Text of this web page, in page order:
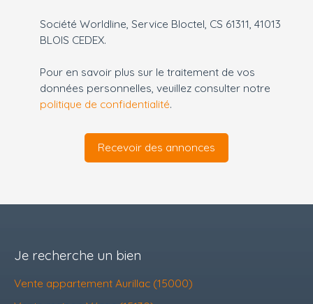
Société Worldline, Service Bloctel, CS 61311, 41013
BLOIS CEDEX.
Pour en savoir plus sur le traitement de vos
données personnelles, veuillez consulter notre
politique de confidentialité.
Recevoir des annonces
Je recherche un bien
Vente appartement Aurillac (15000)